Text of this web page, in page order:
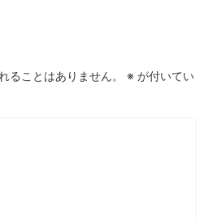
ることはありません。 ※ が付いてい